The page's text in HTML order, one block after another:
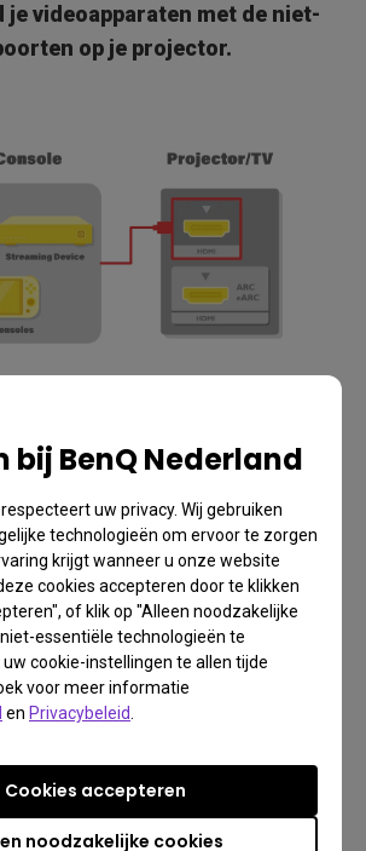
bij BenQ Nederland
uw privacy. Wij gebruiken
technologieën om ervoor te zorgen
krijgt wanneer u onze website
cookies accepteren door te klikken
of klik op "Alleen noodzakelijke
essentiële technologieën te
cookie-instellingen te allen tijde
voor meer informatie
en Privacybeleid
noodzakelijke cookies
Cookies accepteren
je videoapparaten met de niet-
op je projector.
de HDMI-poort met de
op je projector met de HDMI-
op je soundbar/AVR.